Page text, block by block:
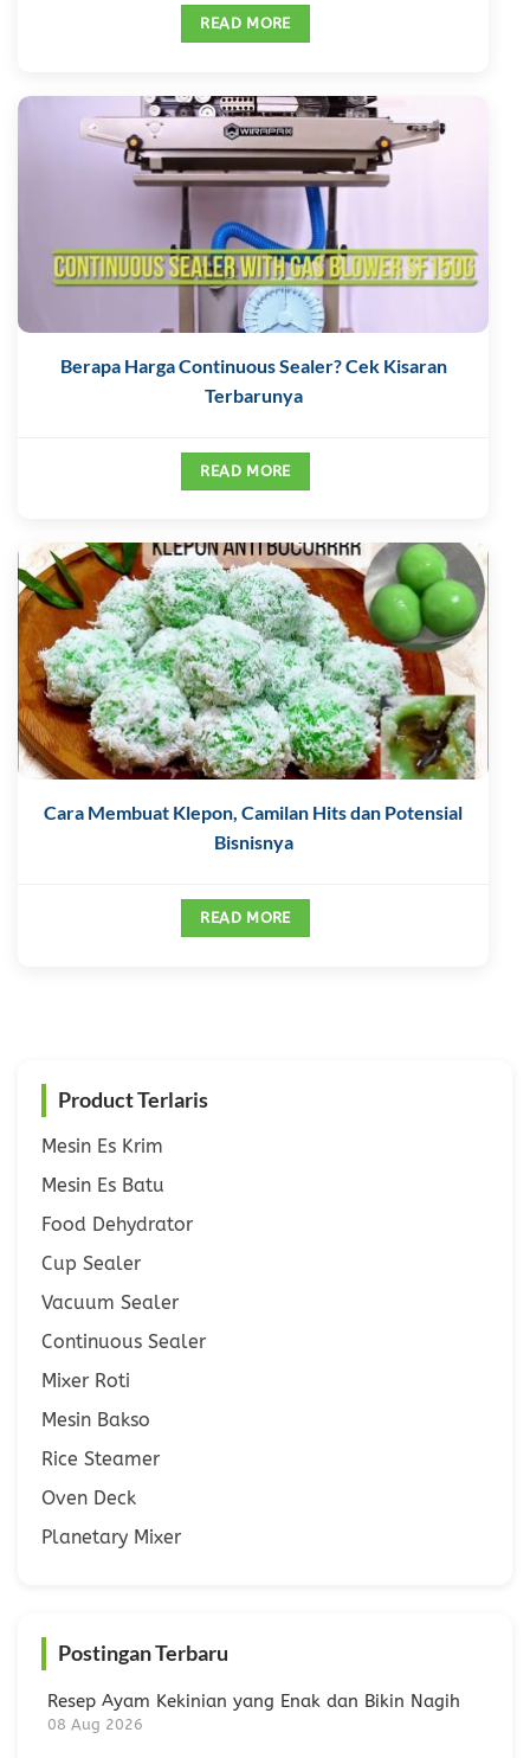
READ MORE
Berapa Harga Continuous Sealer? Cek Kisaran
Terbarunya
READ MORE
Cara Membuat Klepon, Camilan Hits dan Potensial
Bisnisnya
READ MORE
Product Terlaris
Mesin Es Krim
Mesin Es Batu
Food Dehydrator
Cup Sealer
Vacuum Sealer
Continuous Sealer
Mixer Roti
Mesin Bakso
Rice Steamer
Oven Deck
Planetary Mixer
Postingan Terbaru
Resep Ayam Kekinian yang Enak dan Bikin Nagih
08 Aug 2026